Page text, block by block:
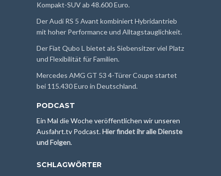
Kompakt-SUV ab 48.600 Euro.
Der Audi RS 5 Avant kombiniert Hybridantrieb
mit hoher Performance und Alltagstauglichkeit.
Der Fiat Qubo L bietet als Siebensitzer viel Platz
und Flexibilität für Familien.
Mercedes AMG GT 53 4-Türer Coupe startet
bei 115.430 Euro in Deutschland.
PODCAST
Ein Mal die Woche veröffentlichen wir unseren
Ausfahrt.tv Podcast.Hier findet ihr alle Dienste
und Folgen.
SCHLAGWÖRTER